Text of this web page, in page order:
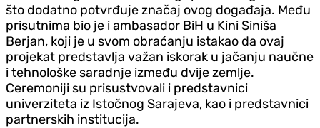
što dodatno potvrđuje značaj ovog događaja. Među
prisutnima bio je i ambasador BiH u Kini Siniša
Berjan, koji je u svom obraćanju istakao da ovaj
projekat predstavlja važan iskorak u jačanju naučne
i tehnološke saradnje između dvije zemlje.
Ceremoniji su prisustvovali i predstavnici
univerziteta iz Istočnog Sarajeva, kao i predstavnici
partnerskih institucija.